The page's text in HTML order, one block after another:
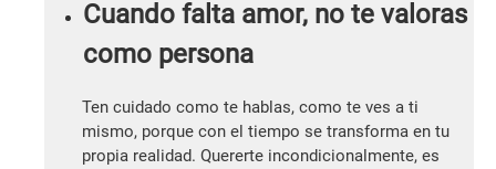
Cuando falta amor, no te valoras
como persona
Ten cuidado como te hablas, como te ves a ti
mismo, porque con el tiempo se transforma en tu
propia realidad. Quererte incondicionalmente, es